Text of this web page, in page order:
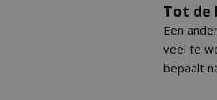
Tot de
Een
veel te
bepaalt